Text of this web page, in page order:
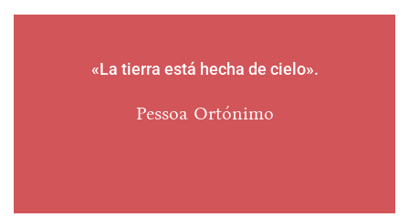
«La tierra está hecha de cielo».
Pessoa Ortónimo